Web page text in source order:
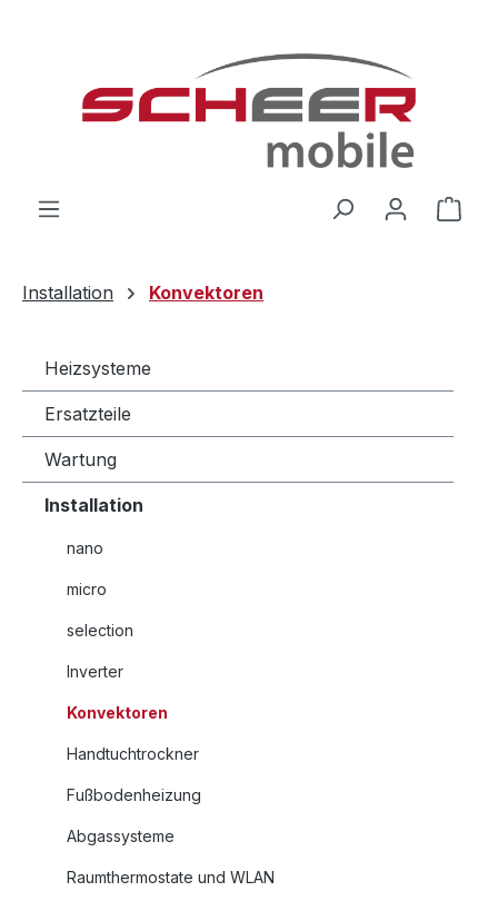
Installation Konvektoren
Heizsysteme
Ersatzteile
Wartung
Installation
nano
micro
selection
Inverter
Konvektoren
Handtuchtrockner
Fußbodenheizung
Abgassysteme
Raumthermostate und WLAN